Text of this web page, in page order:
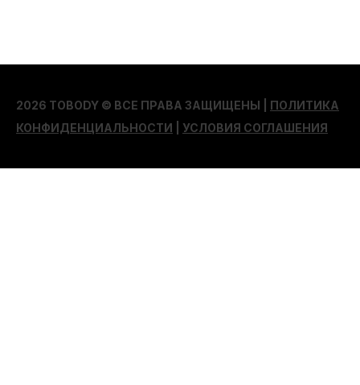
2026 TOBODY © ВСЕ ПРАВА ЗАЩИЩЕНЫ | ПОЛИТИКА
КОНФИДЕНЦИАЛЬНОСТИ
УСЛОВИЯ СОГЛАШЕНИЯ